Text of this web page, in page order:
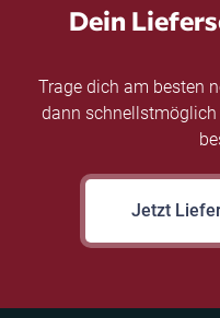
Dein
Trage dich am besten
dann
Jetzt